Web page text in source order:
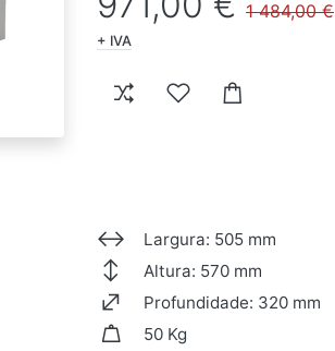
1 484,00 €
+ IVA
Largura: 505 mm
Altura: 570 mm
Profundidade: 320 mm
50 Kg